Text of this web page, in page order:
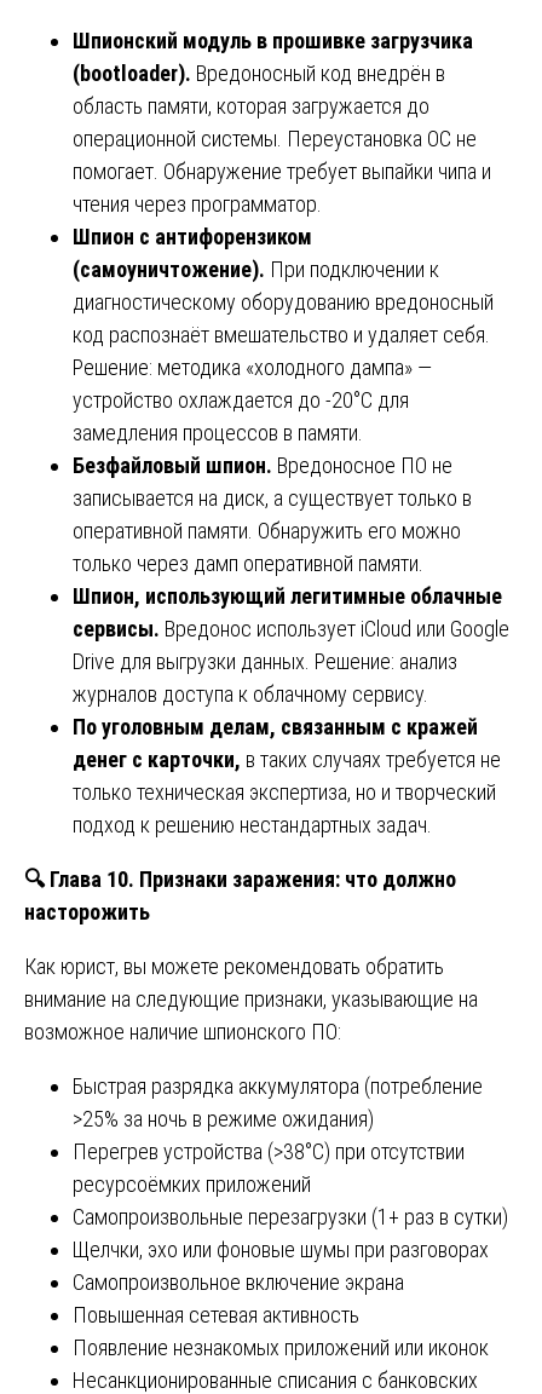
Шпионский модуль в прошивке загрузчика
(bootloader). Вредоносный код внедрён в
область памяти, которая загружается до
операционной системы. Переустановка ОС не
помогает. Обнаружение требует выпайки чипа и
чтения через программатор.
Шпион с антифорензиком
(самоуничтожение). При подключении к
диагностическому оборудованию вредоносный
код распознаёт вмешательство и удаляет себя.
Решение: методика «холодного дампа» —
устройство охлаждается до -20°C для
замедления процессов в памяти.
Безфайловый шпион. Вредоносное ПО не
записывается на диск, а существует только в
оперативной памяти. Обнаружить его можно
только через дамп оперативной памяти.
Шпион, использующий легитимные облачные
сервисы. Вредонос использует iCloud или Google
Drive для выгрузки данных. Решение: анализ
журналов доступа к облачному сервису.
По уголовным делам, связанным с кражей
денег с карточки, в таких случаях требуется не
только техническая экспертиза, но и творческий
подход к решению нестандартных задач.
🔍Глава 10. Признаки заражения: что должно
насторожить
Как юрист, вы можете рекомендовать обратить
внимание на следующие признаки, указывающие на
возможное наличие шпионского ПО:
Быстрая разрядка аккумулятора (потребление
>25% за ночь в режиме ожидания)
Перегрев устройства (>38°C) при отсутствии
ресурсоёмких приложений
Самопроизвольные перезагрузки (1+ раз в сутки)
Щелчки, эхо или фоновые шумы при разговорах
Самопроизвольное включение экрана
Повышенная сетевая активность
Появление незнакомых приложений или иконок
Несанкционированные списания с банковских